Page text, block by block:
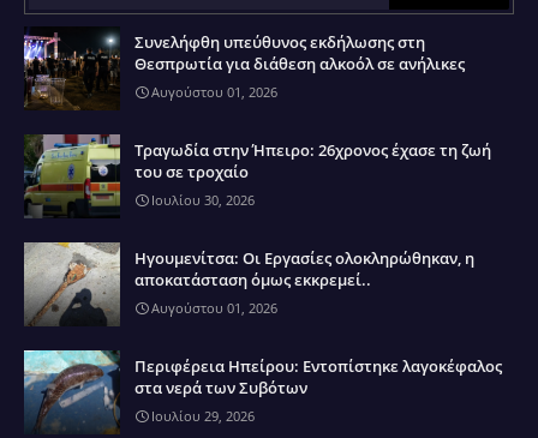
Συνελήφθη υπεύθυνος εκδήλωσης στη
Θεσπρωτία για διάθεση αλκοόλ σε ανήλικες
Αυγούστου 01, 2026
Τραγωδία στην Ήπειρο: 26χρονος έχασε τη ζωή
του σε τροχαίο
Ιουλίου 30, 2026
Ηγουμενίτσα: Οι Εργασίες ολοκληρώθηκαν, η
αποκατάσταση όμως εκκρεμεί..
Αυγούστου 01, 2026
Περιφέρεια Ηπείρου: Εντοπίστηκε λαγοκέφαλος
στα νερά των Συβότων
Ιουλίου 29, 2026